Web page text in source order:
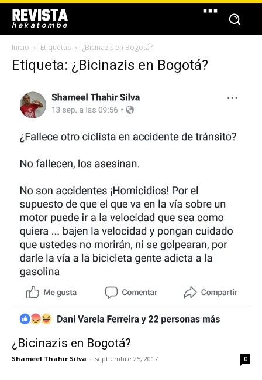
REVISTA
hekatombe
Inicio Etiquetas ¿Bicinazis en Bogotá?
Etiqueta: ¿Bicinazis en Bogotá?
¿Bicinazis en Bogotá?
Shameel Thahir Silva - septiembre 25, 2017 0